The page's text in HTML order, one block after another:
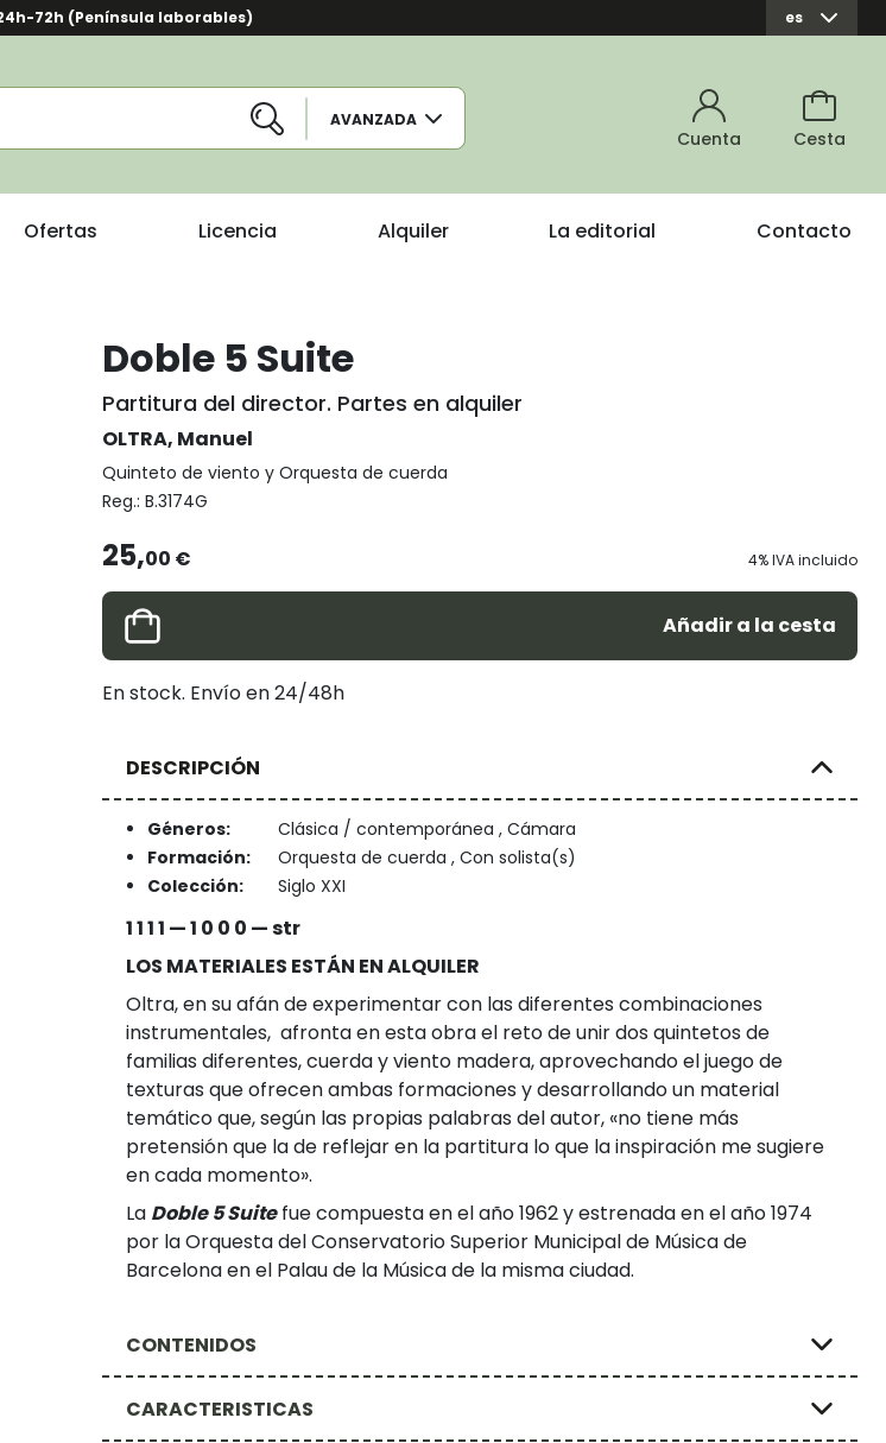
72h (Península laborables) es
AVANZADA
Cuenta Cesta
Ofertas Licencia Alquiler La editorial Contacto
Doble 5 Suite
Partitura del director. Partes en alquiler
OLTRA, Manuel
Quinteto de viento y Orquesta de cuerda
Reg.: B.3174G
25,00 € 4% IVA incluido
Añadir a la cesta
En stock. Envío en 24/48h
DESCRIPCIÓN
Géneros:
Clásica / contemporánea , Cámara
Formación:
Orquesta de cuerda , Con solista(s)
Colección:
Siglo XXI
1 1 1 1 — 1 0 0 0 — str
LOS MATERIALES ESTÁN EN ALQUILER
Oltra, en su afán de experimentar con las diferentes combinaciones
instrumentales, afronta en esta obra el reto de unir dos quintetos de
familias diferentes, cuerda y viento madera, aprovechando el juego de
texturas que ofrecen ambas formaciones y desarrollando un material
temático que, según las propias palabras del autor, «no tiene más
pretensión que la de reflejar en la partitura lo que la inspiración me sugiere
en cada momento».
La Doble 5 Suitefue compuesta en el año 1962 y estrenada en el año 1974
por la Orquesta del Conservatorio Superior Municipal de Música de
Barcelona en el Palau de la Música de la misma ciudad.
CONTENIDOS
CARACTERISTICAS